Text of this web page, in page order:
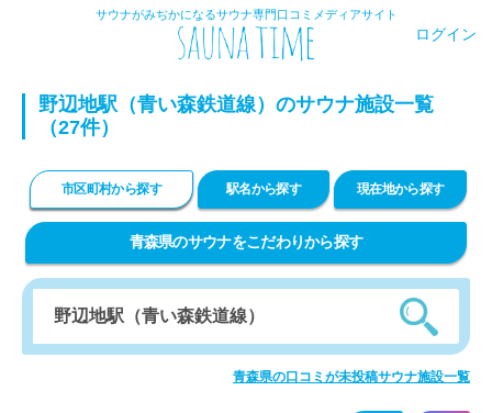
サウナがみぢかになるサウナ専門口コミメディアサイト
ログイン
野辺地駅（青い森鉄道線）のサウナ施設一覧
（27件）
市区町村から探す 駅名から探す 現在地から探す
青森県のサウナをこだわりから探す
青森県の口コミが未投稿サウナ施設一覧